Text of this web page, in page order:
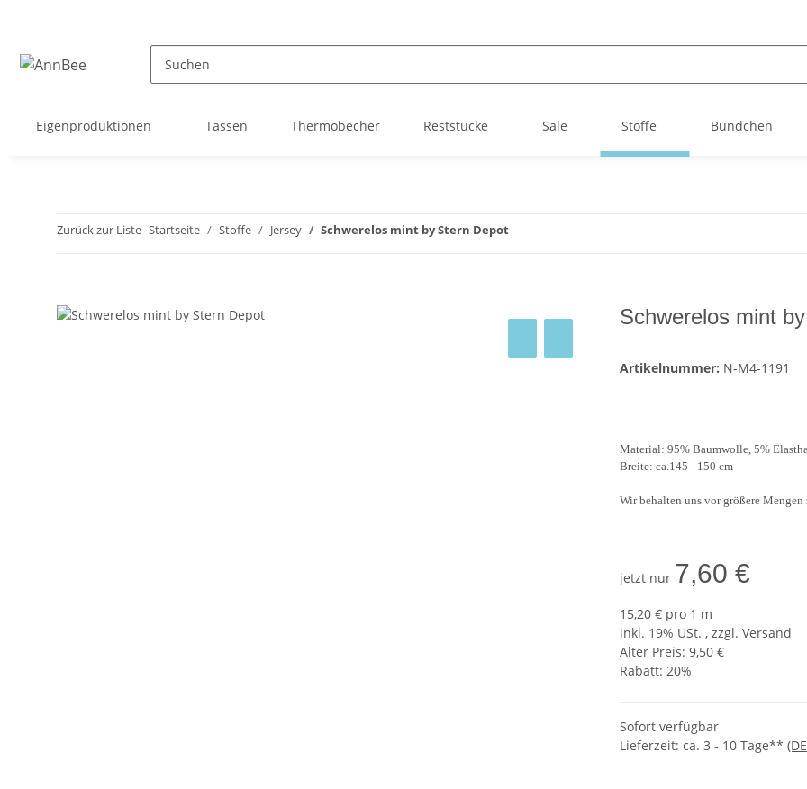
Eigenproduktionen Tassen Thermobecher Reststücke Sale Stoffe Bündchen
Zurück zur Liste Startseite Stoffe Jersey Schwerelos mint by Stern Depot
Schwerelos mint
Artikelnummer: N-M4-1191
Material: 95% Baumwolle, 5%
Breite: ca.145 - 150 cm
Wir behalten uns vor größere
jetzt nur 7,60 €
15,20 € pro 1 m
inkl. 19% USt. , zzgl. Versand
Alter Preis: 9,50 €
Rabatt: 20%
Sofort verfügbar
Lieferzeit: ca. 3 - 10 Tage**